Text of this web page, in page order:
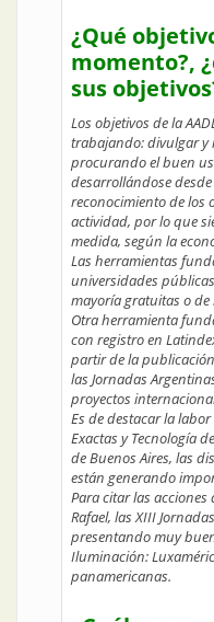
¿Qué
momento?,
sus
Los objetivos de la
trabajando: divulgar y
procurando el buen
desarrollándose
reconocimiento de los
actividad, por lo que
medida, según la
Las herramientas
universidades
mayoría gratuitas o de
Otra herramienta
con registro en
partir de la
las Jornadas
proyectos
Es de destacar la
Exactas y Tecnología
de Buenos Aires, las
están generando
Para citar las
Rafael, las XIII
presentando muy
Iluminación:
panamericanas.